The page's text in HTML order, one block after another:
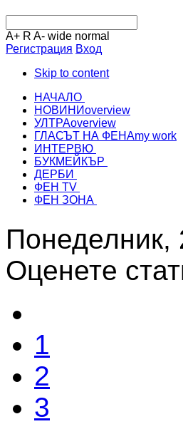
A+ R A- wide normal
Регистрация Вход
Skip to content
НАЧАЛО
НОВИНИoverview
УЛТРАoverview
ГЛАСЪТ НА ФЕНАmy work
ИНТЕРВЮ
БУКМЕЙКЪР
ДЕРБИ
ФЕН TV
ФЕН ЗОНА
Понеделник,
Оценете
1
2
3